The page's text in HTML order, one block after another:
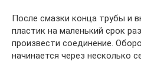
После смазки конца трубы и
пластик на маленький срок
произвести соединение.
начинается через несколько